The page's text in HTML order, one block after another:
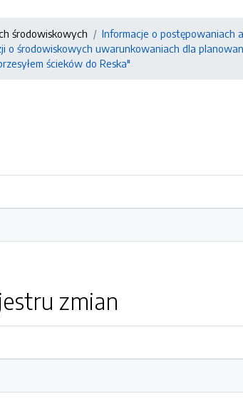
środowiskowych
Informacje o postępowaniach
o środowiskowych uwarunkowaniach dla
ścieków do Reska"
zmian